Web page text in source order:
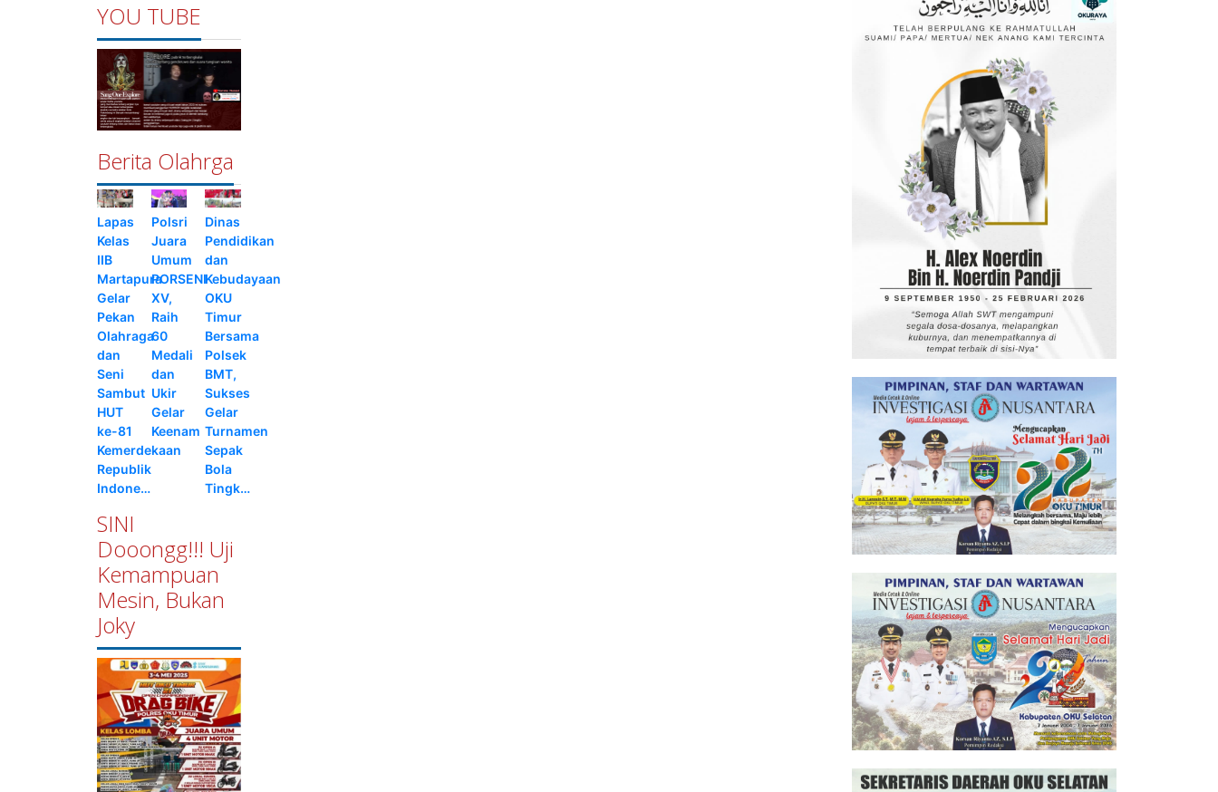
YOU TUBE
Berita Olahrga
Lapas
Kelas
IIB
Martapura
Gelar
Pekan
Olahraga
dan
Seni
Sambut
HUT
ke-81
Kemerdekaan
Republik
Indone…
Polsri
Juara
Umum
PORSENI
XV,
Raih
60
Medali
dan
Ukir
Gelar
Keenam
Dinas
Pendidikan
dan
Kebudayaan
OKU
Timur
Bersama
Polsek
BMT,
Sukses
Gelar
Turnamen
Sepak
Bola
Tingk…
SINI
Dooongg!!! Uji
Kemampuan
Mesin, Bukan
Joky